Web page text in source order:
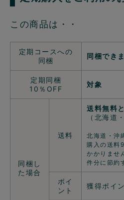
この商品は・・
定期コースへの
同梱
同梱でき
定期同梱
10％OFF
対象
同梱し
た場合
送料
送料無料
（北海道
北海道・沖
購入の送料
かかりませ
件分に節約
ポイ
ント
獲得ポイ